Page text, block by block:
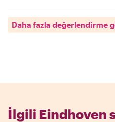
Daha fazla değerlendirme
İlgili Eindhoven